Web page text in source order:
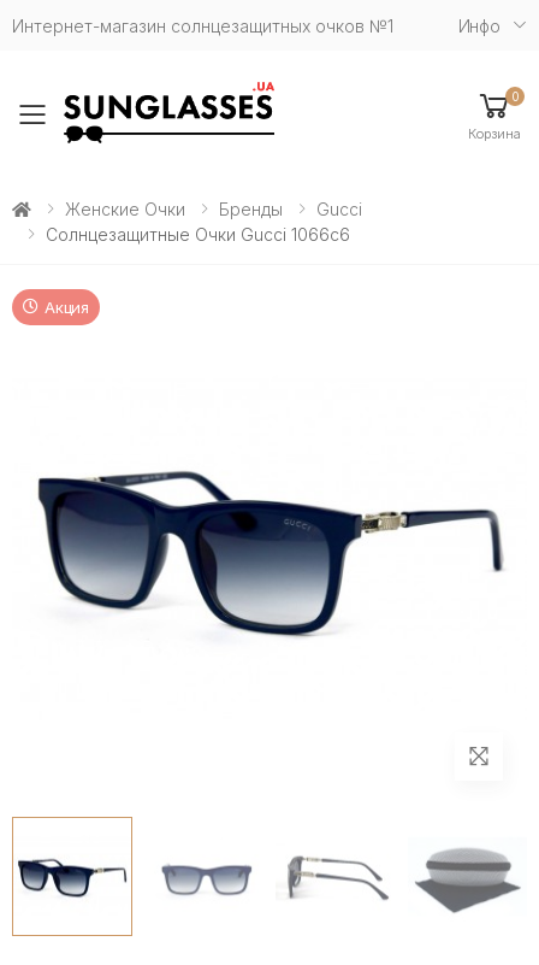
Интернет-магазин солнцезащитных очков №1 Инфо
Toggle mobile menu
0
Корзина
Женские Очки Бренды
Gucci
Солнцезащитные Очки Gucci 1066c6
Акция